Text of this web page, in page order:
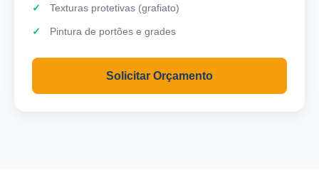
Texturas protetivas (grafiato)
Pintura de portões e grades
Solicitar Orçamento